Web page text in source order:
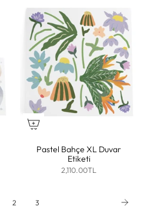
Pastel Bahçe XL Duvar
Etiketi
2,110.00TL
2 3